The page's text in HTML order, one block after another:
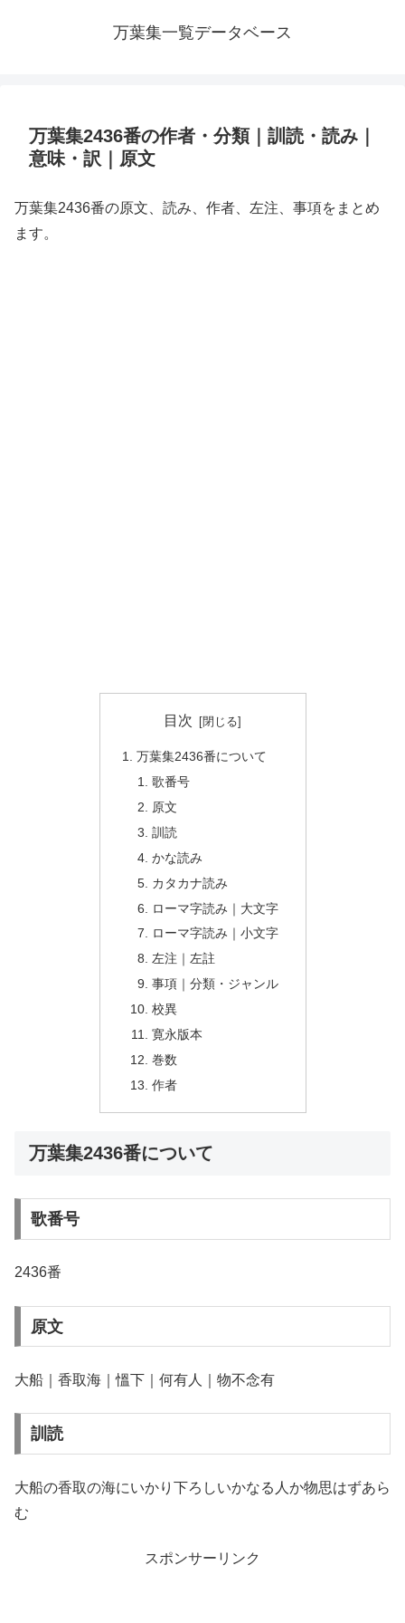
万葉集一覧データベース
万葉集2436番の作者・分類｜訓読・読み｜
意味・訳｜原文
万葉集2436番の原文、読み、作者、左注、事項をまとめ
ます。
目次
万葉集2436番について
歌番号
原文
訓読
かな読み
カタカナ読み
ローマ字読み｜大文字
ローマ字読み｜小文字
左注｜左註
事項｜分類・ジャンル
校異
寛永版本
巻数
作者
万葉集2436番について
歌番号
2436番
原文
大船｜香取海｜慍下｜何有人｜物不念有
訓読
大船の香取の海にいかり下ろしいかなる人か物思はずあら
む
スポンサーリンク